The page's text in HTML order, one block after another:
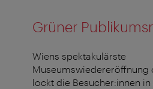
Grüner
Wiens spektakulärste
Museumswiedereröffnung
lockt die Besucher:innen in